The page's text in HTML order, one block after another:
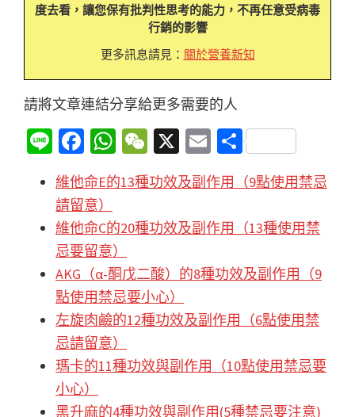
度去看，讓您保有批判性思考的能力，不再任意受病毒
行銷的影響
更多訊息請見： 關於營養新知
請將文章連結分享給更多需要的人
Li
n
e
Fa
ce
b
o
o
k
W
at
sA
p
p
W
e
C
h
at
X
E
m
ai
l
分
享
維他命E的13種功效及副作用（9點使用禁忌
請留意）
維他命C的20種功效及副作用（13種使用禁
忌要留意）
AKG（α-酮戊二酸）的8種功效及副作用（9
點使用禁忌要小心）
左旋肉鹼的12種功效及副作用（6點使用禁
忌請留意）
瑪卡的11種功效與副作用（10點使用禁忌要
小心）
黑升麻的4種功效與副作用(5種禁忌要注意)